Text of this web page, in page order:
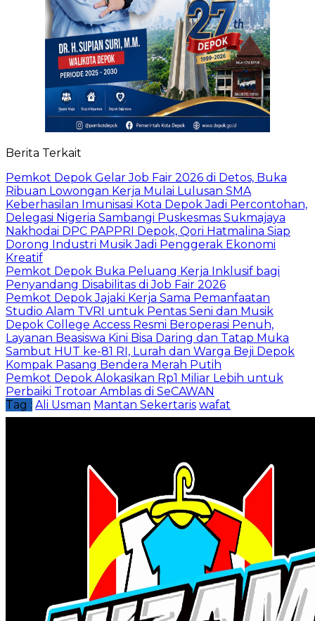
Berita Terkait
Pemkot Depok Gelar Job Fair 2026 di Detos, Buka
Ribuan Lowongan Kerja Mulai Lulusan SMA
Keberhasilan Imunisasi Kota Depok Jadi Percontohan,
Delegasi Nigeria Sambangi Puskesmas Sukmajaya
Nakhodai DPC PAPPRI Depok, Qori Hatmalina Siap
Dorong Industri Musik Jadi Penggerak Ekonomi
Kreatif
Pemkot Depok Buka Peluang Kerja Inklusif bagi
Penyandang Disabilitas di Job Fair 2026
Pemkot Depok Jajaki Kerja Sama Pemanfaatan
Studio Alam TVRI untuk Pentas Seni dan Musik
Depok College Access Resmi Beroperasi Penuh,
Layanan Beasiswa Kini Bisa Daring dan Tatap Muka
Sambut HUT ke-81 RI, Lurah dan Warga Beji Depok
Kompak Pasang Bendera Merah Putih
Pemkot Depok Alokasikan Rp1 Miliar Lebih untuk
Perbaiki Trotoar Amblas di SeCAWAN
Tag : Ali Usman Mantan Sekertaris wafat